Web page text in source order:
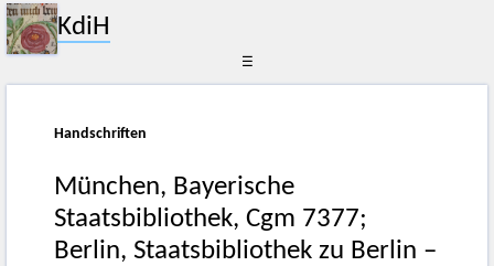
KdiH
☰
Handschriften
München, Bayerische
Staatsbibliothek, Cgm 7377;
Berlin, Staatsbibliothek zu Berlin –